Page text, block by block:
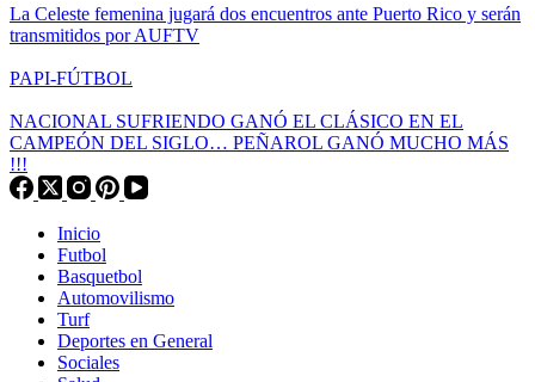
La Celeste femenina jugará dos encuentros ante Puerto Rico y serán
transmitidos por AUFTV
PAPI-FÚTBOL
NACIONAL SUFRIENDO GANÓ EL CLÁSICO EN EL
CAMPEÓN DEL SIGLO… PEÑAROL GANÓ MUCHO MÁS
!!!
Inicio
Futbol
Basquetbol
Automovilismo
Turf
Deportes en General
Sociales